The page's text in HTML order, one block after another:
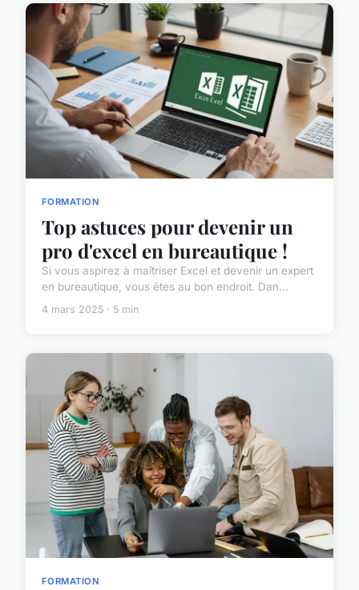
FORMATION
Top astuces pour devenir un
pro d'excel en bureautique !
Si vous aspirez à maîtriser Excel et devenir un expert
en bureautique, vous êtes au bon endroit. Dan...
4 mars 2025 · 5 min
FORMATION